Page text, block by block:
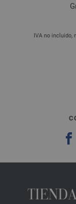
27-rosa violeta | EAN:
28-azul octanaje |
29-verde bosque |
31-fucsia oscuro |
32-amarillo azafrán |
IVA no incluido,